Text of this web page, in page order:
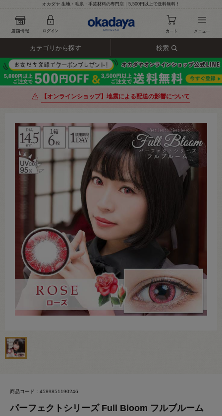
オカダヤ 生地・毛糸・手芸材料の専門店｜5,500円以上で送料無料！
カテゴリから探す 検索
【オンラインショップ】地震による配送の影響について
商品コード：4589851190246
パーフェクトシリーズ Full Bloom フルブルーム